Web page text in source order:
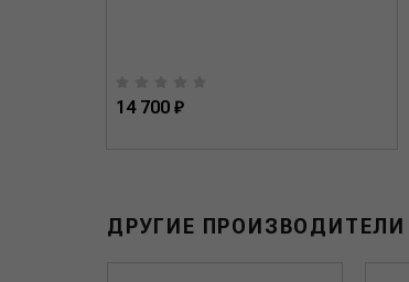
14 700 ₽
ДРУГИЕ